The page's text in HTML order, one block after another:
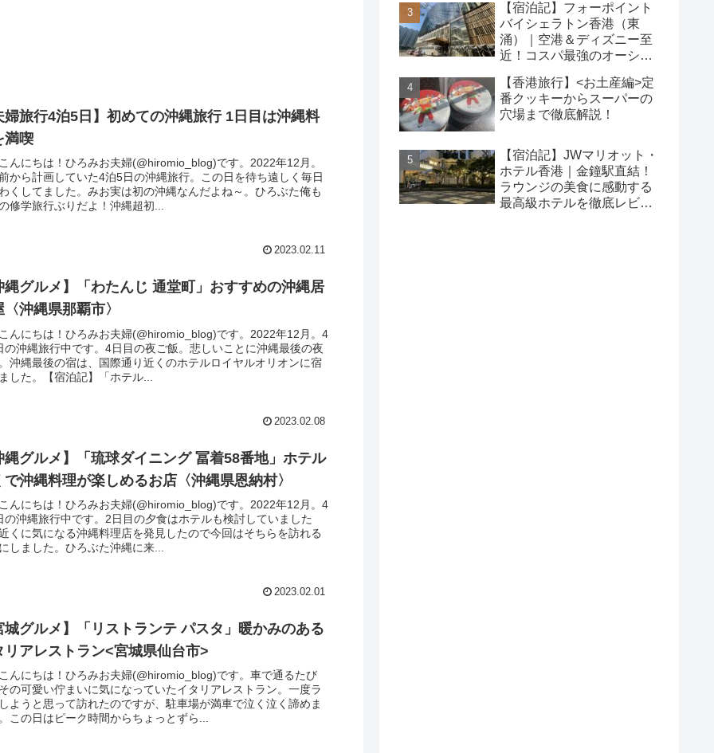
婦旅行4泊5日】初めての沖縄旅行 1日目は沖縄料
満喫
んにちは！ひろみお夫婦(@hiromio_blog)です。2022年12月。
から計画していた4泊5日の沖縄旅行。この日を待ち遠しく毎日
くしてました。みお実は初の沖縄なんだよね～。ひろぶた俺も
修学旅行ぶりだよ！沖縄超初...
2023.02.11
縄グルメ】「わたんじ 通堂町」おすすめの沖縄居
〈沖縄県那覇市〉
んにちは！ひろみお夫婦(@hiromio_blog)です。2022年12月。4
の沖縄旅行中です。4日目の夜ご飯。悲しいことに沖縄最後の夜
沖縄最後の宿は、国際通り近くのホテルロイヤルオリオンに宿
した。【宿泊記】「ホテル...
2023.02.08
縄グルメ】「琉球ダイニング 冨着58番地」ホテル
で沖縄料理が楽しめるお店〈沖縄県恩納村〉
んにちは！ひろみお夫婦(@hiromio_blog)です。2022年12月。4
の沖縄旅行中です。2日目の夕食はホテルも検討していました
くに気になる沖縄料理店を発見したので今回はそちらを訪れる
しました。ひろぶた沖縄に来...
2023.02.01
城グルメ】「リストランテ パスタ」暖かみのある
リアレストラン<宮城県仙台市>
んにちは！ひろみお夫婦(@hiromio_blog)です。車で通るたび
の可愛い佇まいに気になっていたイタリアレストラン。一度ラ
ようと思って訪れたのですが、駐車場が満車で泣く泣く諦めま
この日はピーク時間からちょっとずら...
【宿泊記】フォーポイント
バイシェラトン香港（東
涌）｜空港＆ディズニー至
近！コスパ最強のオーシャ
ュー
【香港旅行】<お土産編>定
番クッキーからスーパーの
穴場まで徹底解説！
【宿泊記】JWマリオット・
ホテル香港｜金鐘駅直結！
ラウンジの美食に感動する
最高級ホテルを徹底レビュ